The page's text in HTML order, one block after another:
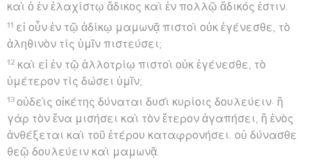
καὶ ὁ ἐν ἐλαχίστῳ ἄδικος καὶ ἐν πολλῷ ἄδικός ἐστιν.
11 εἰ οὖν ἐν τῷ ἀδίκῳ μαμωνᾷ πιστοὶ οὐκ ἐγένεσθε, τὸ
ἀληθινὸν τίς ὑμῖν πιστεύσει;
12 καὶ εἰ ἐν τῷ ἀλλοτρίῳ πιστοὶ οὐκ ἐγένεσθε, τὸ
ὑμέτερον τίς δώσει ὑμῖν;
13 οὐδεὶς οἰκέτης δύναται δυσὶ κυρίοις δουλεύειν· ἢ
γὰρ τὸν ἕνα μισήσει καὶ τὸν ἕτερον ἀγαπήσει, ἢ ἑνὸς
ἀνθέξεται καὶ τοῦ ἑτέρου καταφρονήσει. οὐ δύνασθε
θεῷ δουλεύειν καὶ μαμωνᾷ.